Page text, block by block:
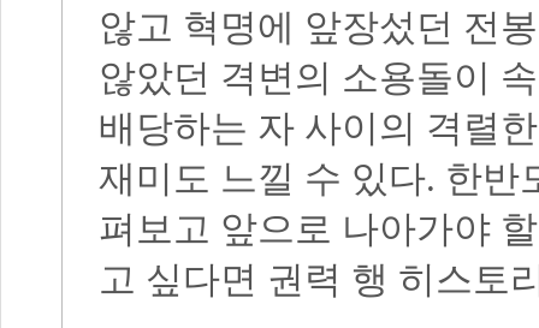
않고 혁명에 앞장섰던 전
않았던 격변의 소용돌이
배당하는 자 사이의 격렬
재미도 느낄 수 있다. 한반
펴보고 앞으로 나아가야
고 싶다면 권력 행 히스토